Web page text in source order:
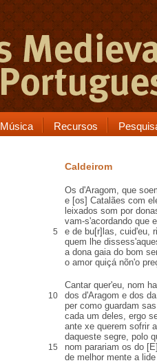
Música Recursos
Caldeirom
Os d'Aragom, que
e [os] Catalães com
leixados som por
vam-s'acordando que
5
e de bu[r]las, cuid'eu,
quem lhe
a dona gaia do bom
o amor quiçá nõn'o
Cantar quer'eu, nom
10
dos d'Aragom e dos
per como guardam
cada um deles, ergo
ante xe querem sofrir
daqueste segre, polo
15
nom parariam os do
de melhor mente a